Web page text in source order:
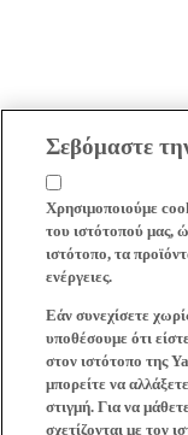
Σεβόμαστε
Χρησιμοποιούμε
του ιστότοπού μας,
ιστότοπο, τα
ενέργειες.
Εάν συνεχίσετε
υποθέσουμε ότι
στον ιστότοπο της
μπορείτε να
στιγμή. Για να
σχετίζονται με τον